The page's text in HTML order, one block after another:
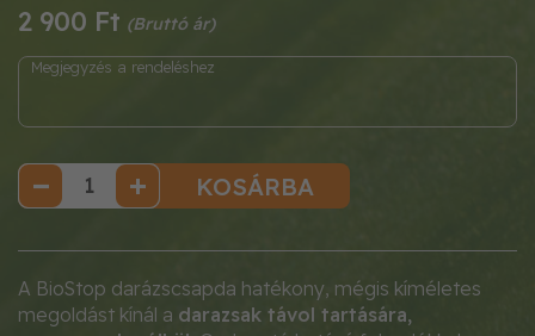
2 900 Ft
KOSÁRBA
A BioStop darázscsapda hatékony, mégis kíméletes
megoldást kínál a darazsak távol tartására,